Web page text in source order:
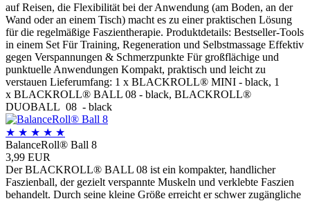
auf Reisen, die Flexibilität bei der Anwendung (am Boden, an der
Wand oder an einem Tisch) macht es zu einer praktischen Lösung
für die regelmäßige Faszientherapie. Produktdetails: Bestseller-Tools
in einem Set Für Training, Regeneration und Selbstmassage Effektiv
gegen Verspannungen & Schmerzpunkte Für großflächige und
punktuelle Anwendungen Kompakt, praktisch und leicht zu
verstauen Lieferumfang: 1 x BLACKROLL® MINI - black, 1
x BLACKROLL® BALL 08 - black, BLACKROLL®
DUOBALL 08 - black
★ ★ ★ ★ ★
BalanceRoll® Ball 8
3,99 EUR
Der BLACKROLL® BALL 08 ist ein kompakter, handlicher
Faszienball, der gezielt verspannte Muskeln und verklebte Faszien
behandelt. Durch seine kleine Größe erreicht er schwer zugängliche